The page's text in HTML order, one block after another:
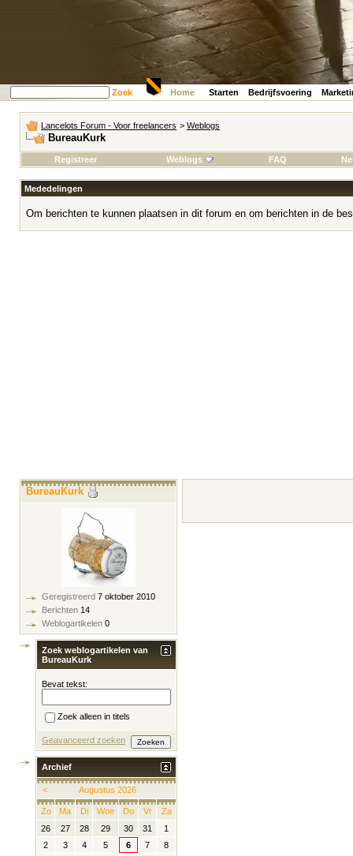
Zoek Home Starten Bedrijfsvoering
Lancelots Forum - Voor freelancers > Weblogs
BureauKurk
Registreer Weblogs FAQ
Mededelingen
Om berichten te kunnen plaatsen in dit forum en om berichten in de
BureauKurk
Geregistreerd 7 oktober 2010
Berichten 14
Weblogartikelen 0
Zoek weblogartikelen van
BureauKurk
Bevat tekst:
Zoek alleen in titels
Geavanceerd zoeken
Archief
< Augustus 2026
Zo Ma Di Woe Do Vr
Za
26
27 28 29 30 31
1
2
3 4 5 6 7
8